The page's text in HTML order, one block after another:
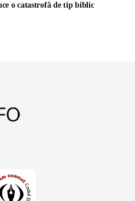
o catastrofă de tip biblic